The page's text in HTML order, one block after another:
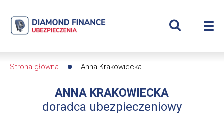
Anna
Diamond
Finance
Wyświetl
nawigacyjna
Strona główna Anna Krakowiecka
ANNA KRAKOWIECKA
doradca ubezpieczeniowy